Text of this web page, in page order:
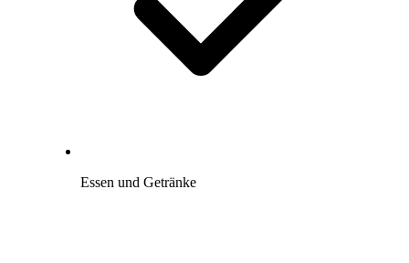
Essen und Getränke